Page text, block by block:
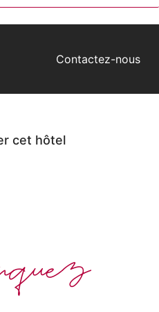
Contactez-nous
cet hôtel